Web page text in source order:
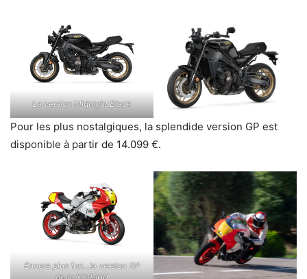
La version Midnight Black
Pour les plus nostalgiques, la splendide version GP est
disponible à partir de 14.099 €.
Encore plus fun…la version GP